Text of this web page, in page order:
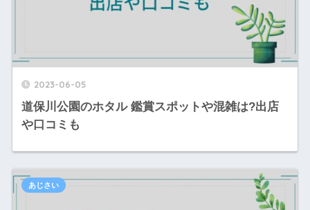
2023-06-05
道保川公園のホタル 鑑賞スポットや混雑は?出店
や口コミも
あじさい